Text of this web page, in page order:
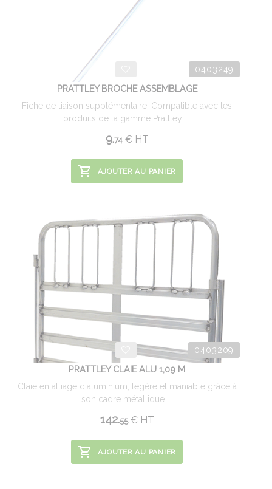
0403249
PRATTLEY BROCHE ASSEMBLAGE
Fiche de liaison supplémentaire. Compatible avec les
produits de la gamme Prattley. ...
9.74 €HT
AJOUTER AU PANIER
0403209
PRATTLEY CLAIE ALU 1,09 M
Claie en alliage d'aluminium, légère et maniable grâce à
son cadre métallique ...
142.55 €HT
AJOUTER AU PANIER